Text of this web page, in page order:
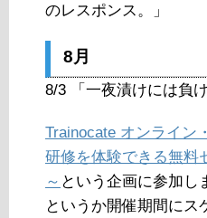
のレスポンス。」
8月
8/3 「一夜漬けには負け
Trainocate オンライン
研修を体験できる無料
～ という企画に参加し
というか開催期間にス